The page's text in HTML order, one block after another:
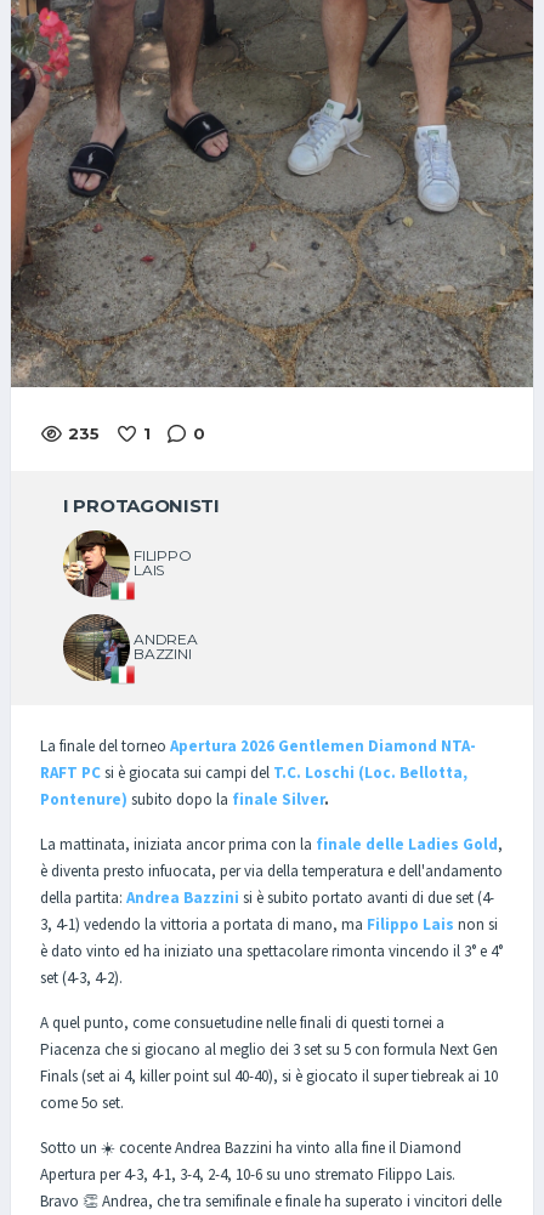
235 1 0
I PROTAGONISTI
FILIPPO
LAIS
ANDREA
BAZZINI
La finale del torneo Apertura 2026 Gentlemen Diamond NTA-
RAFT PCsi è giocata sui campi del T.C. Loschi (Loc. Bellotta,
Pontenure) subito dopo la finale Silver.
La mattinata, iniziata ancor prima con la finale delle Ladies Gold,
è diventa presto infuocata, per via della temperatura e dell'andamento
della partita: Andrea Bazzini si è subito portato avanti di due set (4-
3, 4-1) vedendo la vittoria a portata di mano, ma Filippo Lais non si
è dato vinto ed ha iniziato una spettacolare rimonta vincendo il 3° e 4°
set (4-3, 4-2).
A quel punto, come consuetudine nelle finali di questi tornei a
Piacenza che si giocano al meglio dei 3 set su 5 con formula Next Gen
Finals (set ai 4, killer point sul 40-40), si è giocato il super tiebreak ai 10
come 5o set.
Sotto un ☀️ cocente Andrea Bazzini ha vinto alla fine il Diamond
Apertura per 4-3, 4-1, 3-4, 2-4, 10-6 su uno stremato Filippo Lais.
Bravo 👏 Andrea, che tra semifinale e finale ha superato i vincitori delle